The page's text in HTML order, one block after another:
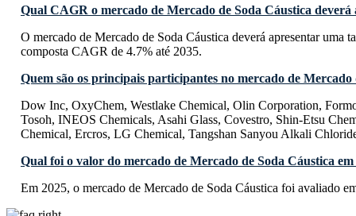
Qual CAGR o mercado de Mercado de Soda Cáustica deverá
O mercado de Mercado de Soda Cáustica deverá apresentar uma
composta CAGR de 4.7% até 2035.
Quem são os principais participantes no mercado de Mercado
Dow Inc, OxyChem, Westlake Chemical, Olin Corporation,
Tosoh, INEOS Chemicals, Asahi Glass, Covestro, Shin-Etsu
Chemical, Ercros, LG Chemical, Tangshan Sanyou Alkali
Qual foi o valor do mercado de Mercado de Soda Cáustica em
Em 2025, o mercado de Mercado de Soda Cáustica foi avaliado